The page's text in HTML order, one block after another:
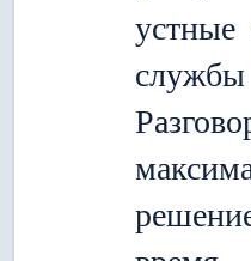
устные
службы